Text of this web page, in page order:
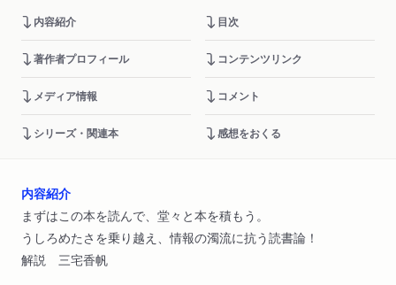
内容紹介 目次
著作者プロフィール コンテンツリンク
メディア情報 コメント
シリーズ・関連本 感想をおくる
内容紹介
まずはこの本を読んで、堂々と本を積もう。
うしろめたさを乗り越え、情報の濁流に抗う読書論！
解説 三宅香帆